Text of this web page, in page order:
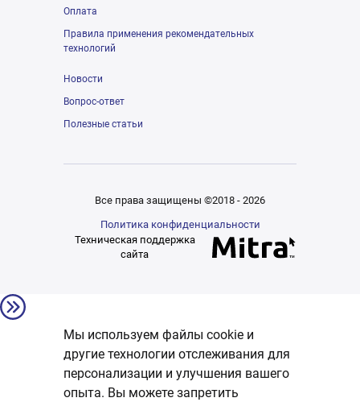
Оплата
Правила применения рекомендательных
технологий
Новости
Вопрос-ответ
Полезные статьи
Все права защищены ©2018 - 2026
Политика конфиденциальности
Техническая поддержка
сайта
Мы используем файлы cookie и
другие технологии отслеживания для
персонализации и улучшения вашего
опыта. Вы можете запретить